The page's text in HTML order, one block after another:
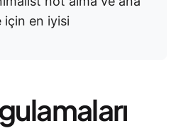
için en iyisi